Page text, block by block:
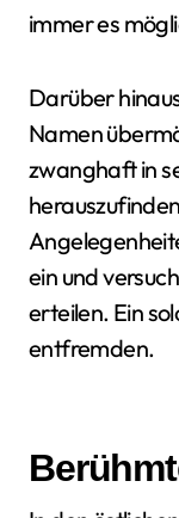
immer es
Darüber
Namen
zwanghaft in
ein und
erteilen. Ein
entfremden.